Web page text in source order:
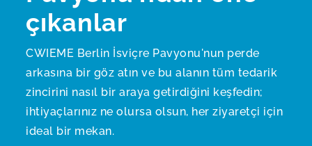
çıkanlar
CWIEME Berlin İsviçre Pavyonu'nun perde
arkasına bir göz atın ve bu alanın tüm tedarik
zincirini nasıl bir araya getirdiğini keşfedin;
ihtiyaçlarınız ne olursa olsun, her ziyaretçi için
ideal bir mekan.